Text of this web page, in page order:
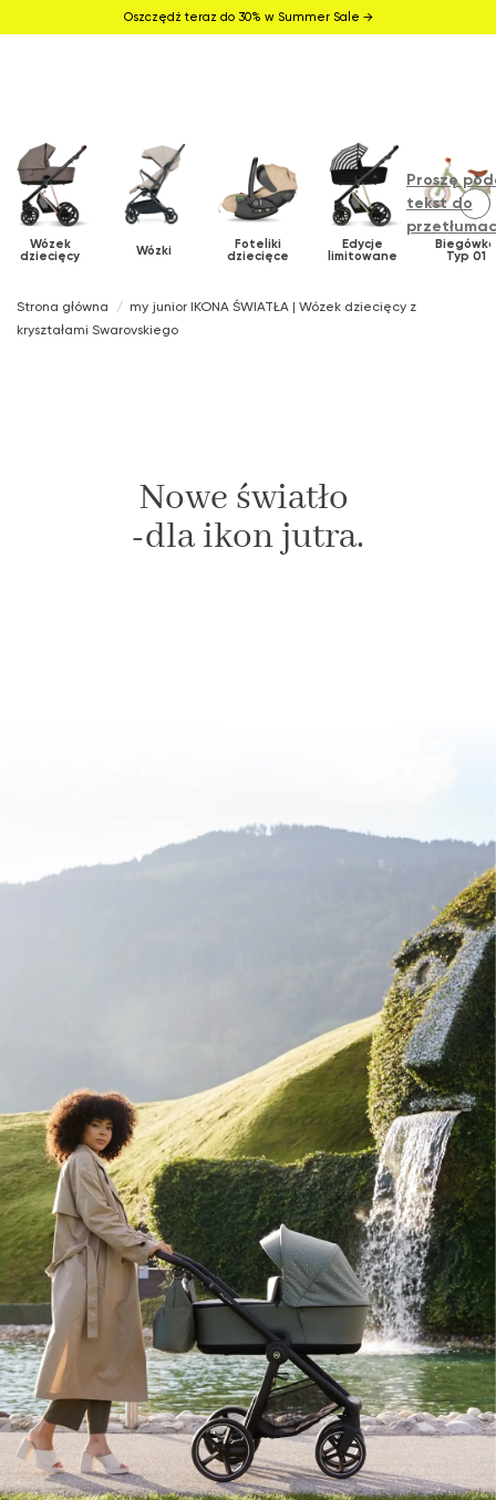
Oszczędź teraz do 30% w Summer Sale →
Wózek
dziecięcy Wózki Foteliki
dziecięce
Edycje
limitowane
Biegówka
Typ 01
Proszę
tekst do
Strona główna
my junior IKONA ŚWIATŁA | Wózek dziecięcy z
kryształami Swarovskiego
Nowe światło
-dla ikon jutra.